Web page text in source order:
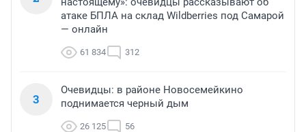
атаке БПЛА на склад Wildberries под Самарой
— онлайн
61 834 312
3
Очевидцы: в районе Новосемейкино
поднимается черный дым
26 125 56